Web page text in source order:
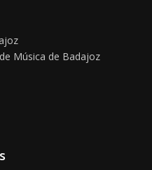
Música de Badajoz